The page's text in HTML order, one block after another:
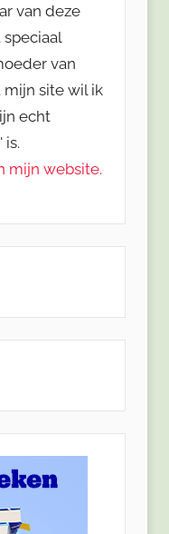
van deze
van
site wil ik
echt
is.
mijn website.